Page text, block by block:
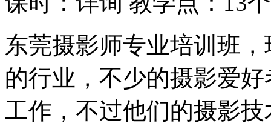
东莞摄影师专业培训班
的行业，不少的摄影爱
工作，不过他们的摄影